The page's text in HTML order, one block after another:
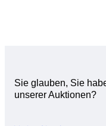
Sie glauben, Sie
unserer Auktionen?